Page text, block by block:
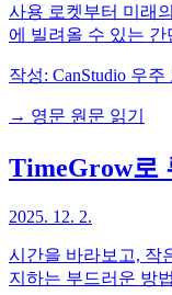
사용 로켓부터 미래
에 빌려올 수 있는 간
작성: CanStudio 우주
→ 영문 원문 읽기
TimeGrow로
2025. 12. 2.
시간을 바라보고, 작
지하는 부드러운 방